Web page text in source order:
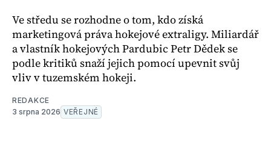
Ve středu se rozhodne o tom, kdo získá
marketingová práva hokejové extraligy. Miliardář
a vlastník hokejových Pardubic Petr Dědek se
podle kritiků snaží jejich pomocí upevnit svůj
vliv v tuzemském hokeji.
REDAKCE
3 srpna 2026 VEŘEJNÉ